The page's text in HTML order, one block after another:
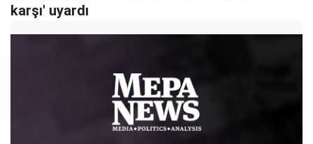
karşı' uyardı